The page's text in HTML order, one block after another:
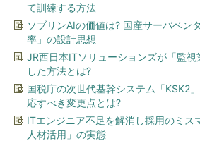
て訓練する方法
ソブリンAIの価値は? 国産サーバベン
率」の設計思想
JR西日本ITソリューションズが「監
した方法とは?
国税庁の次世代基幹システム「KSK2
応すべき変更点とは?
ITエンジニア不足を解消し採用のミス
人材活用」の実態